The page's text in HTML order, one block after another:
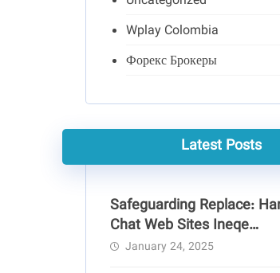
Wplay Colombia
Форекс Брокеры
Latest Posts
Safeguarding Replace:
Chat Web Sites Ineqe
Safeguarding Group
January 24, 2025